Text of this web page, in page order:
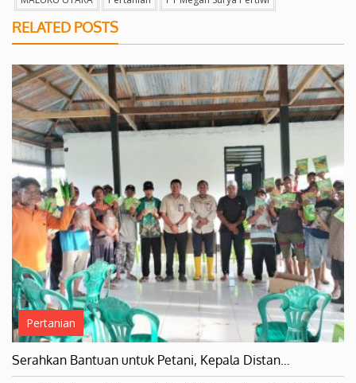
RELATED POSTS
Pertanian
Serahkan Bantuan untuk Petani, Kepala Distan…